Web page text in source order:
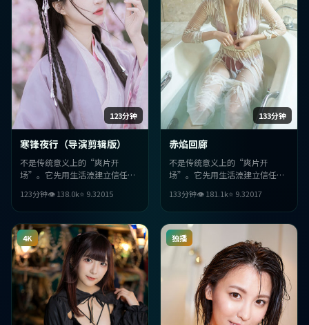
123分钟
寒锋夜行（导演剪辑版）
不是传统意义上的“爽片开
场”。它先用生活流建立信任，
区；李安的调度让每场戏都“有
目的”。
123分钟👁138.0k⭐ 9.32015
133分钟
赤焰回廊
不是传统意义上的“爽片开
场”。它先用生活流建立信任，
区；徐克的调度让每场戏都“有
目的”。
133分钟👁181.1k⭐ 9.32017
4K 独播